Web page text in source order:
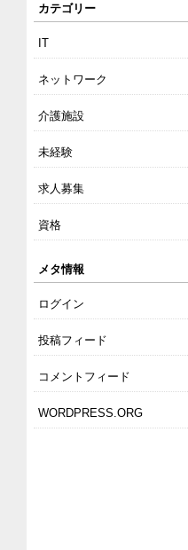
カテゴリー
IT
ネットワーク
介護施設
未経験
求人募集
資格
メタ情報
ログイン
投稿フィード
コメントフィード
WORDPRESS.ORG